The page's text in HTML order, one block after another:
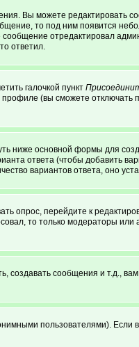
Вы можете редактировать
то под ним появится
отредактировал
ответил.
галочкой пункт
(вы сможете отключать
ниже основной формы для
ответа (чтобы добавить
вариантов ответа, оно
опрос, перейдите к
то только модераторы
сообщения и т.д.,
пользователями). Если